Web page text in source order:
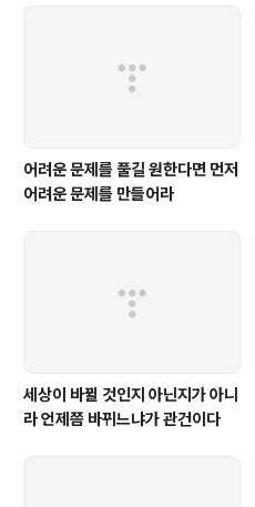
어려운 문제를 풀길 원한다면 먼저
어려운 문제를 만들어라
세상이 바뀔 것인지 아닌지가 아니
라 언제쯤 바뀌느냐가 관건이다